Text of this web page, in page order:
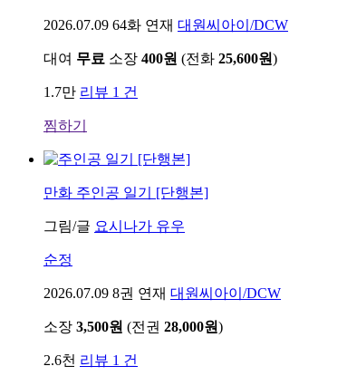
2026.07.09 64화 연재 대원씨아이/DCW
대여 무료 소장 400원 (전화 25,600원)
1.7만 리뷰 1 건
찜하기
만화 주인공 일기 [단행본]
그림/글 요시나가 유우
순정
2026.07.09 8권 연재 대원씨아이/DCW
소장 3,500원 (전권 28,000원)
2.6천 리뷰 1 건